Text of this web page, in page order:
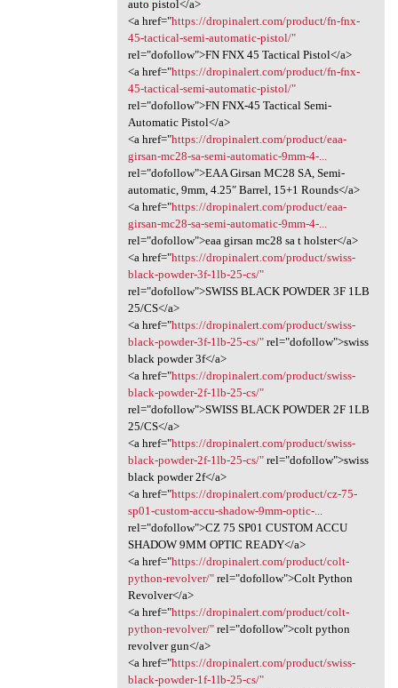
auto pistol</a>
<a href="https://dropinalert.com/product/fn-fnx-
45-tactical-semi-automatic-pistol/"
rel="dofollow">FN FNX 45 Tactical Pistol</a>
<a href="https://dropinalert.com/product/fn-fnx-
45-tactical-semi-automatic-pistol/"
rel="dofollow">FN FNX-45 Tactical Semi-
Automatic Pistol</a>
<a href="https://dropinalert.com/product/eaa-
girsan-mc28-sa-semi-automatic-9mm-4-...
rel="dofollow">EAA Girsan MC28 SA, Semi-
automatic, 9mm, 4.25″ Barrel, 15+1 Rounds</a>
<a href="https://dropinalert.com/product/eaa-
girsan-mc28-sa-semi-automatic-9mm-4-...
rel="dofollow">eaa girsan mc28 sa t holster</a>
<a href="https://dropinalert.com/product/swiss-
black-powder-3f-1lb-25-cs/"
rel="dofollow">SWISS BLACK POWDER 3F 1LB
25/CS</a>
<a href="https://dropinalert.com/product/swiss-
black-powder-3f-1lb-25-cs/"rel="dofollow">swiss
black powder 3f</a>
<a href="https://dropinalert.com/product/swiss-
black-powder-2f-1lb-25-cs/"
rel="dofollow">SWISS BLACK POWDER 2F 1LB
25/CS</a>
<a href="https://dropinalert.com/product/swiss-
black-powder-2f-1lb-25-cs/"rel="dofollow">swiss
black powder 2f</a>
<a href="https://dropinalert.com/product/cz-75-
sp01-custom-accu-shadow-9mm-optic-...
rel="dofollow">CZ 75 SP01 CUSTOM ACCU
SHADOW 9MM OPTIC READY</a>
<a href="https://dropinalert.com/product/colt-
python-revolver/"rel="dofollow">Colt Python
Revolver</a>
<a href="https://dropinalert.com/product/colt-
python-revolver/"rel="dofollow">colt python
revolver gun</a>
<a href="https://dropinalert.com/product/swiss-
black-powder-1f-1lb-25-cs/"